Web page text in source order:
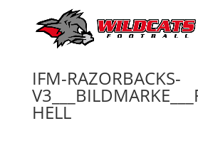
IFM-RAZORBACKS-
HELL